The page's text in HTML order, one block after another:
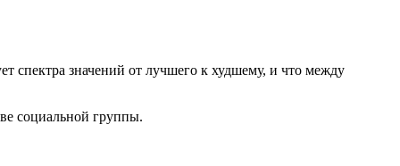
спектра значений от лучшего к худшему, и что между
социальной группы.